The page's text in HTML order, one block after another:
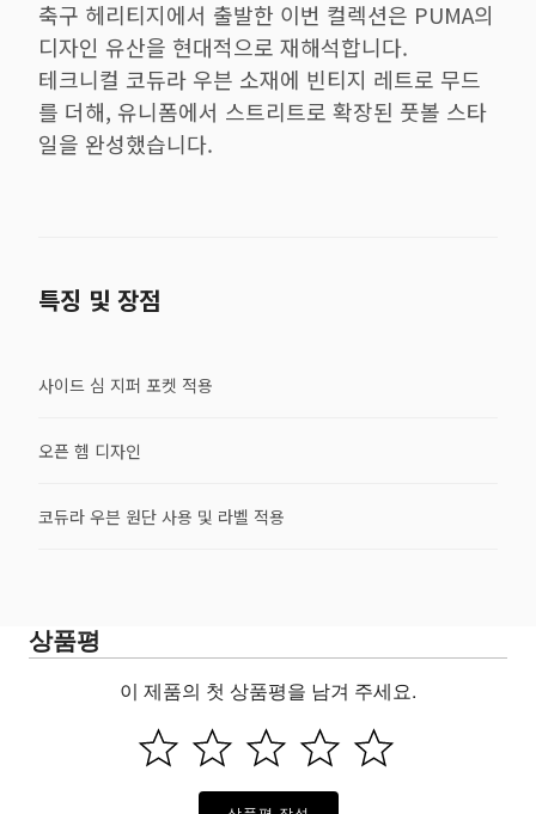
축구 헤리티지에서 출발한 이번 컬렉션은 PUMA의
디자인 유산을 현대적으로 재해석합니다.
테크니컬 코듀라 우븐 소재에 빈티지 레트로 무드
를 더해, 유니폼에서 스트리트로 확장된 풋볼 스타
일을 완성했습니다.
특징 및 장점
사이드 심 지퍼 포켓 적용
오픈 헴 디자인
코듀라 우븐 원단 사용 및 라벨 적용
상품평
이 제품의 첫 상품평을 남겨 주세요.